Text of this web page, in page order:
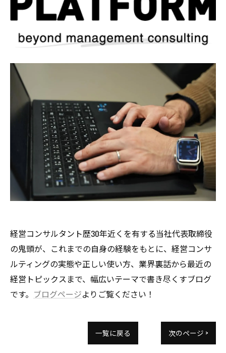
経営コンサルタント歴30年近くを有する当社代表取締役
の鬼頭が、これまでの自身の経験をもとに、経営コンサ
ルティングの実態や正しい使い方、業界裏話から最近の
経営トピックスまで、幅広いテーマで書き尽くすブログ
です。 ブログページよりご覧ください！
一覧に戻る 次のページ >